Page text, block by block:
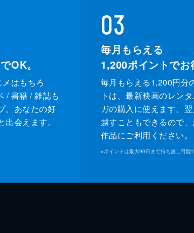
OK。
はもちろ
/ 書籍 / 雑誌も
。あなたの好
会えます。
03
毎月もらえる
1,200ポイントでお
毎月もらえる1,200円分
トは、最新映画のレン
ガの購入に使えます。
越すこともできるので
作品にご利用ください。
※ポイントは最大90日まで持ち越し可能